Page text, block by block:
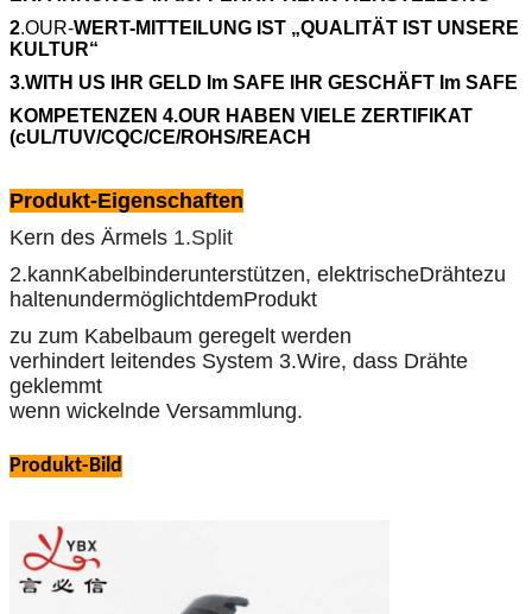
2.OUR-WERT-MITTEILUNG IST „QUALITÄT IST UNSERE
KULTUR“
3.WITH US IHR GELD Im SAFE IHR GESCHÄFT Im SAFE
KOMPETENZEN 4.OUR HABEN VIELE ZERTIFIKAT
(cUL/TUV/CQC/CE/ROHS/REACH
Produkt-Eigenschaften
Kern des Ärmels 1.Split
2.kannKabelbinderunterstützen, elektrischeDrähtezu
haltenundermöglichtdemProdukt
zu zum Kabelbaum geregelt werden
verhindert leitendes System 3.Wire, dass Drähte
geklemmt
wenn wickelnde Versammlung.
Produkt-Bild